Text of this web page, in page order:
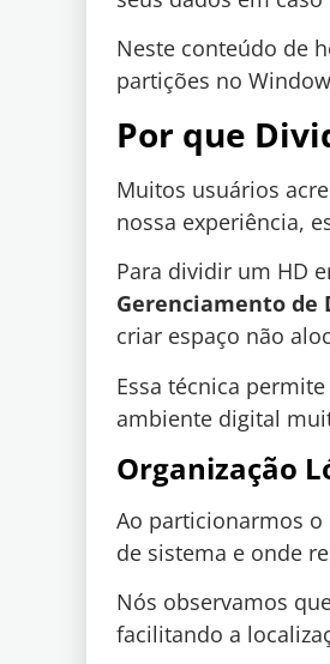
Neste conteúdo de
partições no
Por que
Muitos usuários
nossa experiência,
Para dividir um HD
Gerenciamento de
criar espaço não
Essa técnica
ambiente digital
Organização
Ao particionarmos
de sistema e onde
Nós observamos
facilitando a